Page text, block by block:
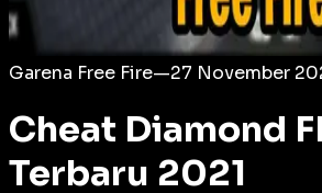
Garena Free Fire—27 November
Cheat Diamond
Terbaru 2021